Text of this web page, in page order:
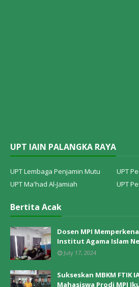
UPT IAIN PALANGKA RAYA
UPT Lembaga Penjamin Mutu
UPT
UPT Ma'had Al-Jamiah
UPT
Bertita Acak
Dosen MPI
Institut Agama Islam
July 17, 2024
Sukseskan MBKM FTIK
Mahasiswa Prodi MPI